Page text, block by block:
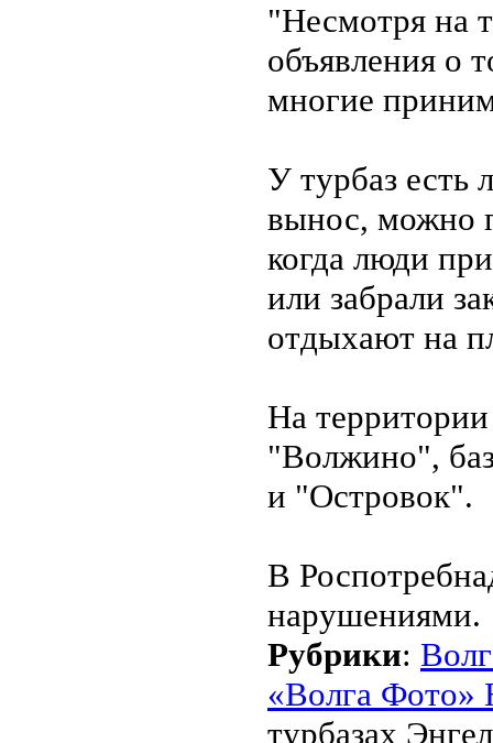
"Несмотря на
объявления о
многие
У турбаз есть
вынос, можно
когда люди
или забрали
отдыхают на
На
"Волжино",
и "Островок".
В
нарушениями.
Рубрики:
«Волга Фото»
турбазах